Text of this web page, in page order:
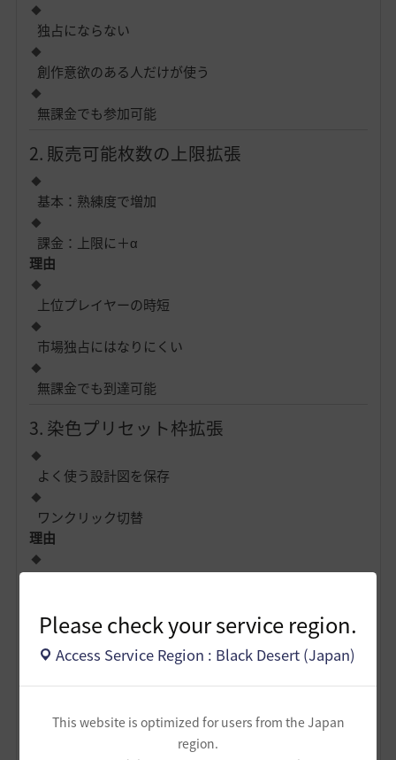
Please check your service region.
Access Service Region : Black Desert (Japan)
This website is optimized for users from the Japan
region.
独占にならない
創作意欲のある人だけが使う
無課金でも参加可能
2. 販売可能枚数の上限拡張
基本：熟練度で増加
課金：上限に＋α
理由
上位プレイヤーの時短
市場独占にはなりにくい
無課金でも到達可能
3. 染色プリセット枠拡張
よく使う設計図を保存
ワンクリック切替
理由
見た目遊びを加速させるだけ
【B】品質・成長系（軽ガチャ的）
4. 品質補正アイテム（上限は変えない）
品質幅を「やや安定」させる